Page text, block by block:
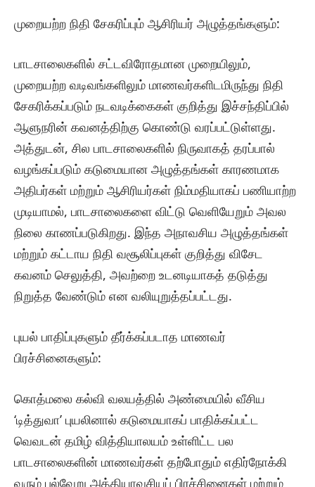
​முறையற்ற நிதி சேகரிப்பும் ஆசிரியர் அழுத்தங்களும்:
பாடசாலைகளில் சட்டவிரோதமான முறையிலும்,
முறையற்ற வடிவங்களிலும் மாணவர்களிடமிருந்து நிதி
சேகரிக்கப்படும் நடவடிக்கைகள் குறித்து இச்சந்திப்பில்
ஆளுநரின் கவனத்திற்கு கொண்டு வரப்பட்டுள்ளது.
அத்துடன், சில பாடசாலைகளில் நிருவாகத் தரப்பால்
வழங்கப்படும் கடுமையான அழுத்தங்கள் காரணமாக
அதிபர்கள் மற்றும் ஆசிரியர்கள் நிம்மதியாகப் பணியாற்ற
முடியாமல், பாடசாலைகளை விட்டு வெளியேறும் அவல
நிலை காணப்படுகிறது. இந்த அநாவசிய அழுத்தங்கள்
மற்றும் கட்டாய நிதி வசூலிப்புகள் குறித்து விசேட
கவனம் செலுத்தி, அவற்றை உடனடியாகத் தடுத்து
நிறுத்த வேண்டும் என வலியுறுத்தப்பட்டது.
​புயல் பாதிப்புகளும் தீர்க்கப்படாத மாணவர்
பிரச்சினைகளும்:
கொத்மலை கல்வி வலயத்தில் அண்மையில் வீசிய
‘டித்துவா’ புயலினால் கடுமையாகப் பாதிக்கப்பட்ட
வெவடன் தமிழ் வித்தியாலயம் உள்ளிட்ட பல
பாடசாலைகளின் மாணவர்கள் தற்போதும் எதிர்நோக்கி
வரும் பல்வேறு அத்தியாவசியப் பிரச்சினைகள் மற்றும்